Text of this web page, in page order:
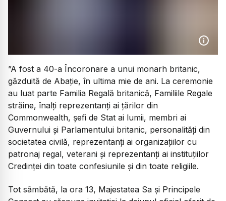
”A fost a 40-a Încoronare a unui monarh britanic,
găzduită de Abație, în ultima mie de ani. La ceremonie
au luat parte Familia Regală britanică, Familiile Regale
străine, înalți reprezentanți ai țărilor din
Commonwealth, șefi de Stat ai lumii, membri ai
Guvernului și Parlamentului britanic, personalități din
societatea civilă, reprezentanți ai organizațiilor cu
patronaj regal, veterani și reprezentanți ai instituțiilor
Credinței din toate confesiunile și din toate religiile.
Tot sâmbătă, la ora 13, Majestatea Sa și Principele